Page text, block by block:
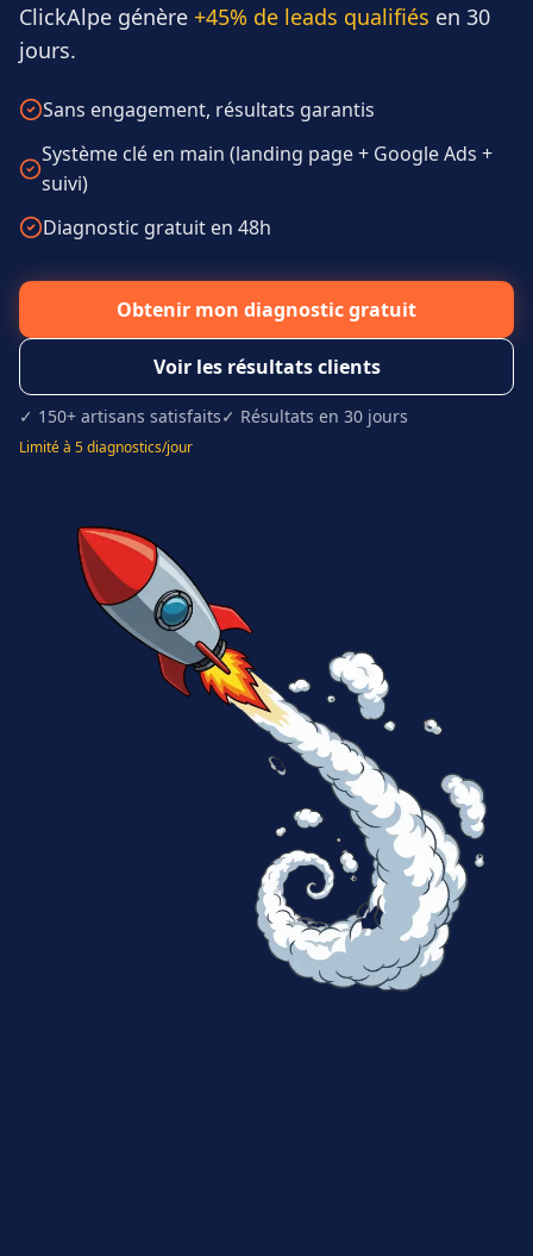
ClickAlpe génère +45% de leads qualifiés en 30
jours.
Sans engagement, résultats garantis
Système clé en main (landing page + Google Ads +
suivi)
Diagnostic gratuit en 48h
Obtenir mon diagnostic gratuit
Voir les résultats clients
✓ 150+ artisans satisfaits✓ Résultats en 30 jours
Limité à 5 diagnostics/jour